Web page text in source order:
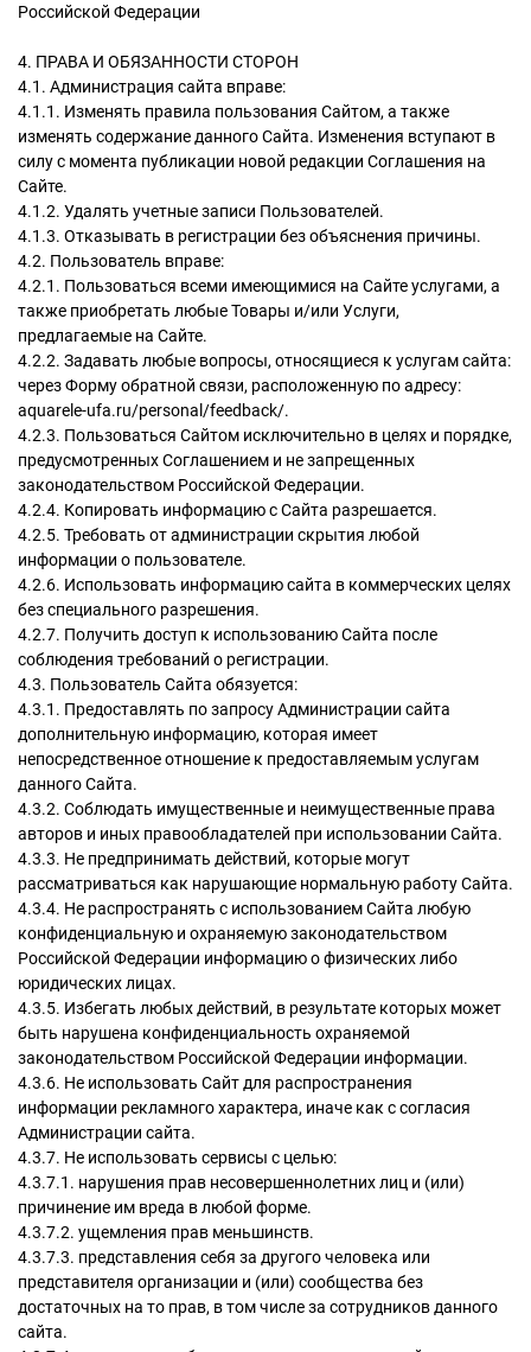
Российской Федерации
4. ПРАВА И ОБЯЗАННОСТИ СТОРОН
4.1. Администрация сайта вправе:
4.1.1. Изменять правила пользования Сайтом, а также
изменять содержание данного Сайта. Изменения вступают в
силу с момента публикации новой редакции Соглашения на
Сайте.
4.1.2. Удалять учетные записи Пользователей.
4.1.3. Отказывать в регистрации без объяснения причины.
4.2. Пользователь вправе:
4.2.1. Пользоваться всеми имеющимися на Сайте услугами, а
также приобретать любые Товары и/или Услуги,
предлагаемые на Сайте.
4.2.2. Задавать любые вопросы, относящиеся к услугам сайта:
через Форму обратной связи, расположенную по адресу:
aquarele-ufa.ru/personal/feedback/.
4.2.3. Пользоваться Сайтом исключительно в целях и порядке,
предусмотренных Соглашением и не запрещенных
законодательством Российской Федерации.
4.2.4. Копировать информацию с Сайта разрешается.
4.2.5. Требовать от администрации скрытия любой
информации о пользователе.
4.2.6. Использовать информацию сайта в коммерческих целях
без специального разрешения.
4.2.7. Получить доступ к использованию Сайта после
соблюдения требований о регистрации.
4.3. Пользователь Сайта обязуется:
4.3.1. Предоставлять по запросу Администрации сайта
дополнительную информацию, которая имеет
непосредственное отношение к предоставляемым услугам
данного Сайта.
4.3.2. Соблюдать имущественные и неимущественные права
авторов и иных правообладателей при использовании Сайта.
4.3.3. Не предпринимать действий, которые могут
рассматриваться как нарушающие нормальную работу Сайта.
4.3.4. Не распространять с использованием Сайта любую
конфиденциальную и охраняемую законодательством
Российской Федерации информацию о физических либо
юридических лицах.
4.3.5. Избегать любых действий, в результате которых может
быть нарушена конфиденциальность охраняемой
законодательством Российской Федерации информации.
4.3.6. Не использовать Сайт для распространения
информации рекламного характера, иначе как с согласия
Администрации сайта.
4.3.7. Не использовать сервисы с целью:
4.3.7.1. нарушения прав несовершеннолетних лиц и (или)
причинение им вреда в любой форме.
4.3.7.2. ущемления прав меньшинств.
4.3.7.3. представления себя за другого человека или
представителя организации и (или) сообщества без
достаточных на то прав, в том числе за сотрудников данного
сайта.